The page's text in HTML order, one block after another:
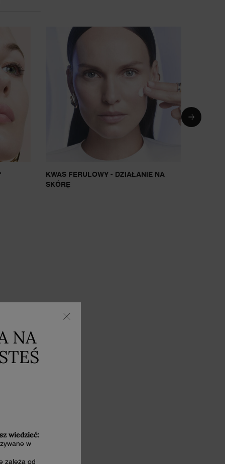
KWAS FERULOWY - DZIAŁANIE NA
SKÓRĘ
NA
wiedzieć:
w
zależą od